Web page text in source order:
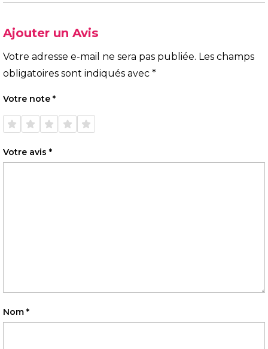
Ajouter un Avis
Votre adresse e-mail ne sera pas publiée. Les champs
obligatoires sont indiqués avec *
Votre note *
1 étoile
sur 5
2 étoiles
sur 5
3 étoiles
sur 5
4 étoiles
sur 5
5 étoiles
sur 5
Votre avis *
Nom *